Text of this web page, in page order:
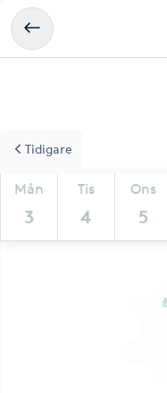
Mån
3
Tis
4
Ons
5
Tidigare